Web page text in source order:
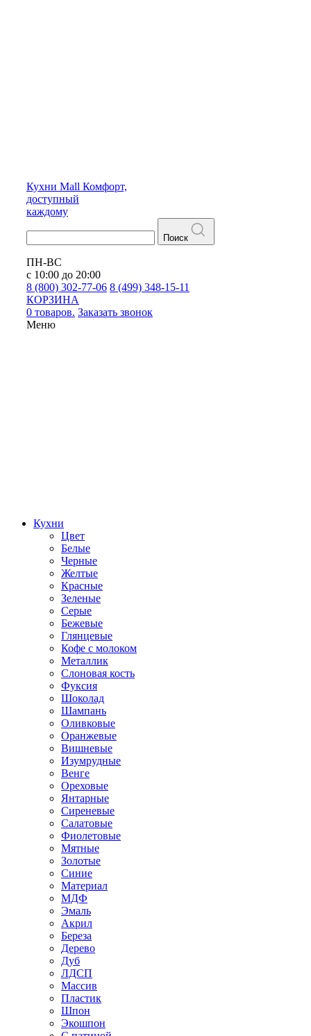
Кухни Mall Комфорт,
доступный
каждому
Поиск
ПН-ВС
с 10:00 до 20:00
8 (800) 302-77-06 8 (499) 348-15-11
КОРЗИНА
0 товаров. Заказать звонок
Меню
Кухни
Цвет
Белые
Черные
Желтые
Красные
Зеленые
Серые
Бежевые
Глянцевые
Кофе с молоком
Металлик
Слоновая кость
Фуксия
Шоколад
Шампань
Оливковые
Оранжевые
Вишневые
Изумрудные
Венге
Ореховые
Янтарные
Сиреневые
Салатовые
Фиолетовые
Мятные
Золотые
Синие
Материал
МДФ
Эмаль
Акрил
Береза
Дерево
Дуб
ЛДСП
Массив
Пластик
Шпон
Экошпон